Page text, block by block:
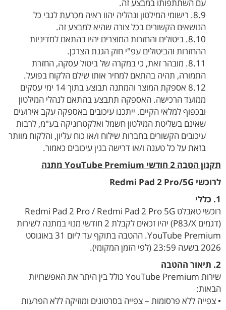
עם השתתפותו במבצע זה.
8.9. רישומי המילטון ונהליה יהוו ראיה מכרעת לגבי כל
הנושאים הקשורים בכל צורה שהיא למבצע זה.
8.10. ביטולים והחזרות המוצרים יהיו בהתאם למדיניות
ההחזרות והביטולים עפ"י חוק הגנת הצרכן.
8.11. מובהר זאת, כי במקרה של ביטול עסקה, החזרת
התמורה, תהיה בהתאם למחיר אותו שילם הלקוח בפועל.
8.12 אספקת המוצר והמתנה תבוצע בתוך 14 ימי עסקים
ממועד הרכישה. האספקה תתבצע בהתאם לנהלי המילטון
ובכפוף למלאי הקיים. ייתכנו עיכובים באספקה עקב אירועים
שאינם בשליטת המילטון חשמל ואלקטרוניקה בע"מ, לרבות
עיכובים הקשורים בחברות שילוח ו/או כוח עליון, והלקוח מוותר
בזאת על כל טענה ו/או דרישה בגין עיכובים כאמור.
תקנון הטבה 2 חודשי YouTube Premium מתנה
לרוכשי Redmi Pad 2 Pro/5G
1. כללי
רוכשי טאבלט Redmi Pad 2 Pro / Redmi Pad 2 Pro 5G
(דגמים P83/X) יהיו זכאים לקבלת 2 חודשי מנוי במתנה לשירות
YouTube Premium. ההטבה בתוקף עד ליום 31 באוגוסט
2026 בשעה 23:59 (לפי הזמן המקומי).
2. תיאור ההטבה
שירות YouTube Premium כולל בין היתר את האפשרויות
הבאות:
• צפייה ללא פרסומות – צפייה בסרטונים ומוזיקה ללא הפרעות